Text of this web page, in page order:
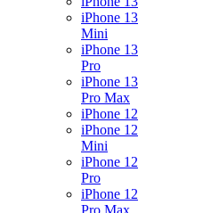
iPhone 13
Mini
iPhone 13
Pro
iPhone 13
Pro Max
iPhone 12
iPhone 12
Mini
iPhone 12
Pro
iPhone 12
Pro Max